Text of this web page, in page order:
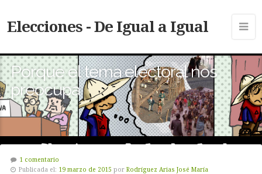
Elecciones - De Igual a Igual
Porque el tema electoral nos
preocupa
1 comentario
Publicada el: 19 marzo de 2015 por Rodríguez Arias José María